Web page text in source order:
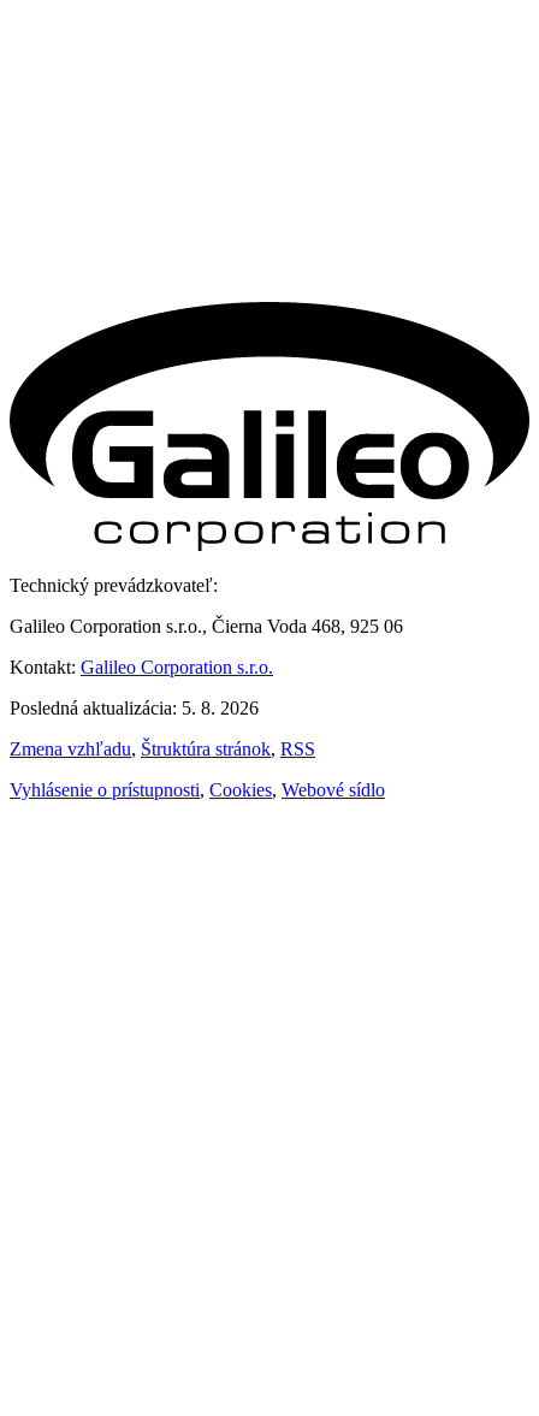
Technický prevádzkovateľ:
Galileo Corporation s.r.o., Čierna Voda 468, 925 06
Kontakt: Galileo Corporation s.r.o.
Posledná aktualizácia: 5. 8. 2026
Zmena vzhľadu, Štruktúra stránok, RSS
Vyhlásenie o prístupnosti, Cookies, Webové sídlo